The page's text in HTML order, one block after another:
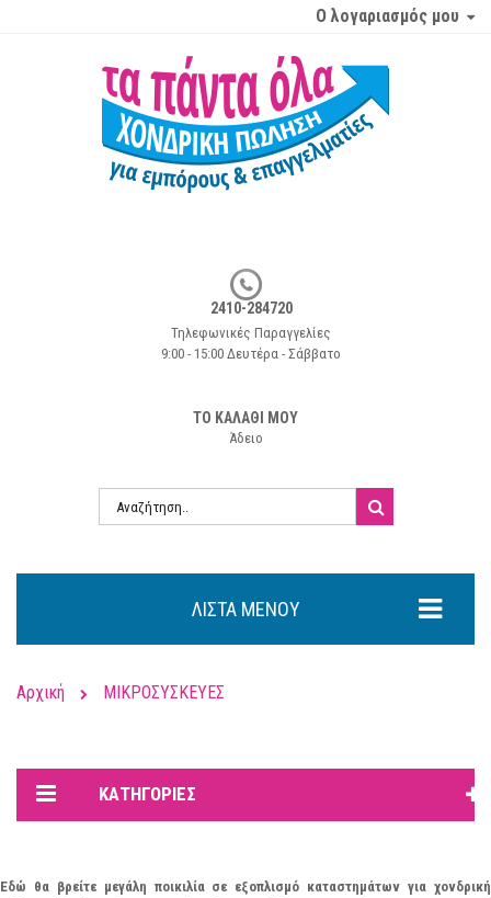
Ο λογαριασμός μου
2410-284720
Τηλεφωνικές Παραγγελίες
9:00 - 15:00 Δευτέρα - Σάββατο
ΤΟ ΚΑΛΑΘΙ ΜΟΥ
Άδειο
ΛΊΣΤΑ ΜΕΝΟΎ
Αρχική ΜΙΚΡΟΣΥΣΚΕΥΕΣ
ΚΑΤΗΓΟΡΊΕΣ
Εδώ θα βρείτε μεγάλη ποικιλία σε εξοπλισμό καταστημάτων για χονδρική